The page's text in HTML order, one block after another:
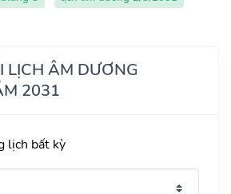
LỊCH ÂM DƯƠNG
2031
lịch bất kỳ